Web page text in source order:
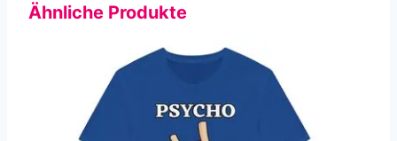
Ähnliche Produkte